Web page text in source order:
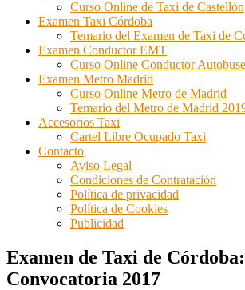
Curso Online de Taxi de Castellón
Examen Taxi Córdoba
Temario del Examen de Taxi de
Examen Conductor EMT
Curso Online Conductor
Examen Metro Madrid
Curso Online Metro de Madrid
Temario del Metro de Madrid
Accesorios Taxi
Cartel Libre Ocupado Taxi
Contacto
Aviso Legal
Condiciones de Contratación
Política de privacidad
Política de Cookies
Publicidad
Examen de Taxi de Córdoba:
Convocatoria 2017